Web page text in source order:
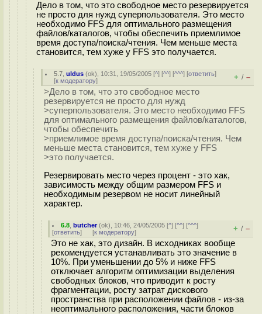
Дело в том, что это свободное место резервируется
не просто для нужд суперпользователя. Это место
необходимо FFS для оптимального размещения
файлов/каталогов, чтобы обеспечить приемлимое
время доступа/поиска/чтения. Чем меньше места
становится, тем хуже у FFS это получается.
5.7 ,uldus (ok), 10:31, 19/05/2005 [^] [^^] [^^^] [ответить]
[к модератору] + / –
>Дело в том, что это свободное место
резервируется не просто для нужд
>суперпользователя. Это место необходимо FFS
для оптимального размещения файлов/каталогов,
чтобы обеспечить
>приемлимое время доступа/поиска/чтения. Чем
меньше места становится, тем хуже у FFS
>это получается.
Резервировать место через процент - это хак,
зависимость между общим размером FFS и
необходимым резервом не носит линейный
характер.
6.8 ,butcher(ok), 10:46, 24/05/2005 [^] [^^] [^^^]
[ответить] [к модератору] + / –
Это не хак, это дизайн. В исходниках вообще
рекомендуется устанавливать это значение в
10%. При уменьшении до 5% и ниже FFS
отключает алгоритм оптимизации выделения
свободных блоков, что приводит к росту
фрагментации, росту затрат дискового
пространства при расположении файлов - из-за
неоптимального расположения, части блоков